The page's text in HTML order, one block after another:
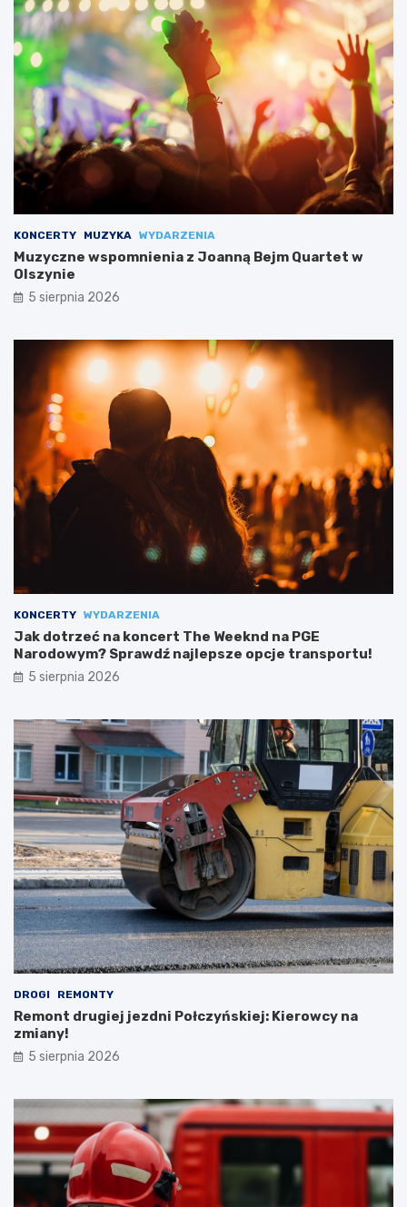
KONCERTY MUZYKA WYDARZENIA
Muzyczne wspomnienia z Joanną Bejm Quartet w
Olszynie
5 sierpnia 2026
KONCERTY WYDARZENIA
Jak dotrzeć na koncert The Weeknd na PGE
Narodowym? Sprawdź najlepsze opcje transportu!
5 sierpnia 2026
DROGI REMONTY
Remont drugiej jezdni Połczyńskiej: Kierowcy na
zmiany!
5 sierpnia 2026